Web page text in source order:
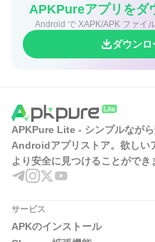
APKPureアプリをダ
Android で XAPK/APK ファイ
ダウン
APKPure Lite - シンプルなが
Androidアプリストア。欲しい
より安全に見つけることができ
サービス
APKのインストール